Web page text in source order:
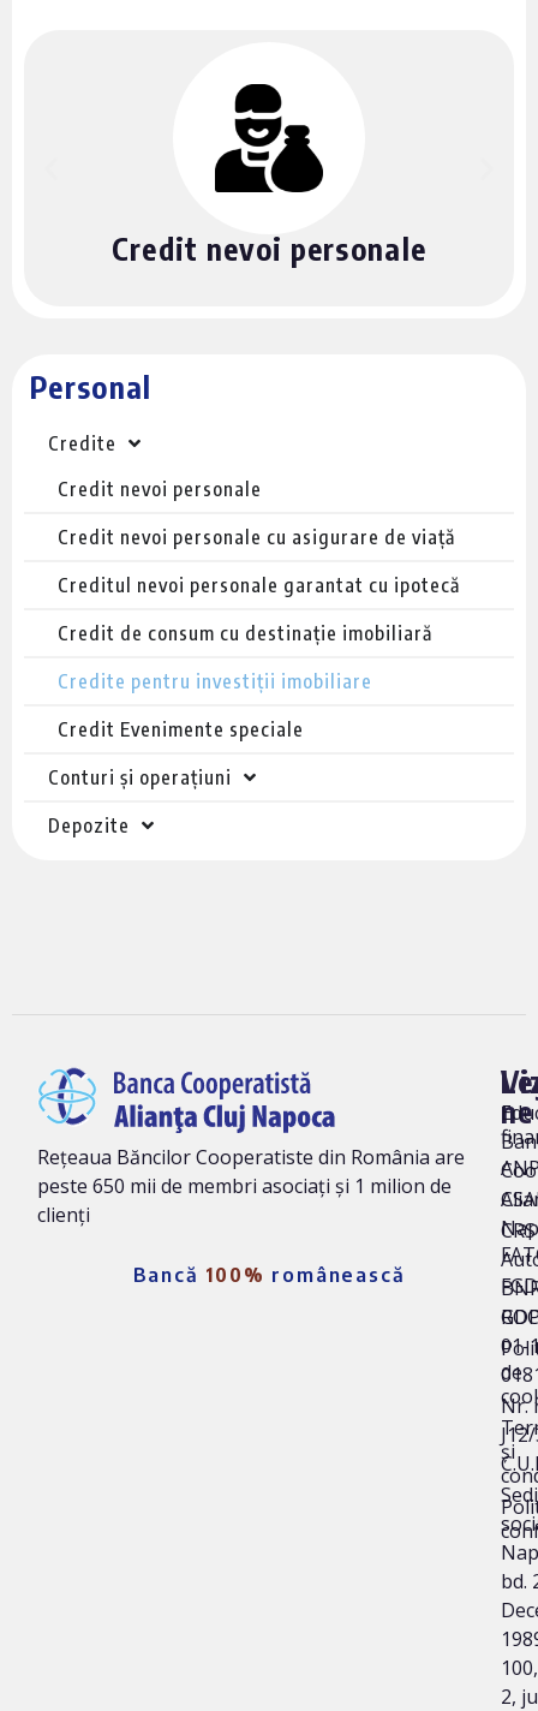
Personal
Credite
Credit nevoi personale
Credit nevoi personale cu asigurare de viață
Creditul nevoi personale garantat cu ipotecă
Credit de consum cu destinație imobiliară
Credite pentru investiții imobiliare
Credit Evenimente speciale
Conturi și operațiuni
Depozite
Credit nevoi personale
Rețeaua Băncilor Cooperatiste din România are
peste 650 mii de membri asociați și 1 milion de
clienți
Bancă 100% românească
ne
01-
Nr.
bd.
2,
de
și